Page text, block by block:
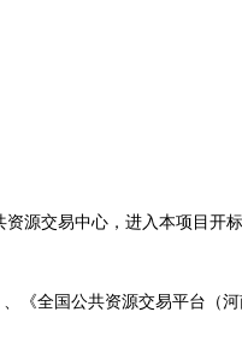
源交易中心，进入本项目开
、《全国公共资源交易平台（